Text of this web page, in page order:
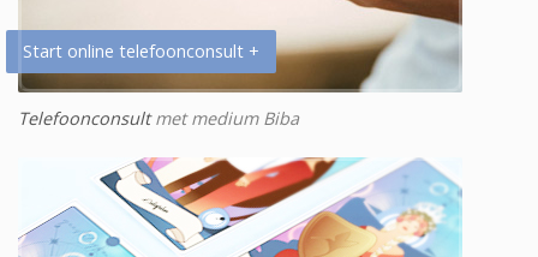
Start online telefoonconsult +
Telefoonconsultmet medium Biba